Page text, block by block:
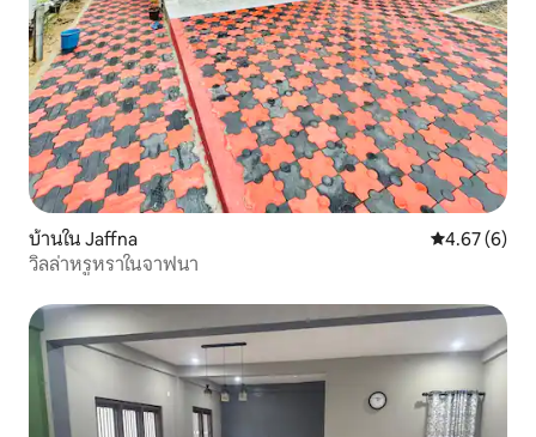
บ้านใน Jaffna คะแนนเฉลี่ย
4.67 (6)
วิลล่าหรูหราในจาฟนา